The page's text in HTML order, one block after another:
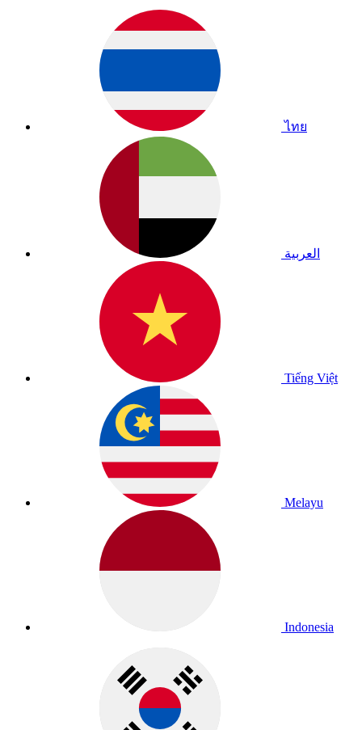
ไทย
العربية
Tiếng Việt
Melayu
Indonesia